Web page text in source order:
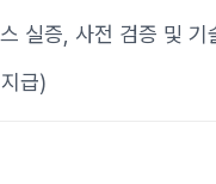
실증, 사전 검증 및 기
급)